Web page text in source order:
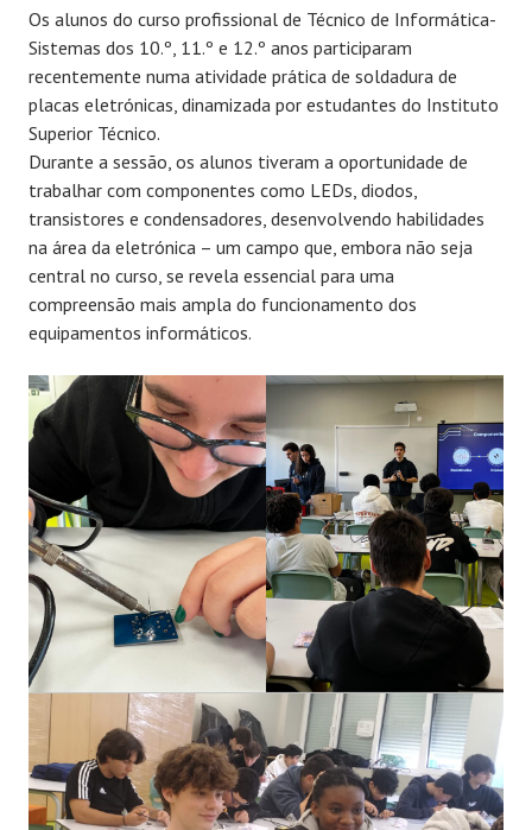
Os alunos do curso profissional de Técnico de Informática-
Sistemas dos 10.º, 11.º e 12.º anos participaram
recentemente numa atividade prática de soldadura de
placas eletrónicas, dinamizada por estudantes do Instituto
Superior Técnico.
Durante a sessão, os alunos tiveram a oportunidade de
trabalhar com componentes como LEDs, diodos,
transistores e condensadores, desenvolvendo habilidades
na área da eletrónica – um campo que, embora não seja
central no curso, se revela essencial para uma
compreensão mais ampla do funcionamento dos
equipamentos informáticos.